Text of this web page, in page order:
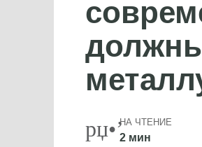
НА ЧТЕНИЕ
2 мин